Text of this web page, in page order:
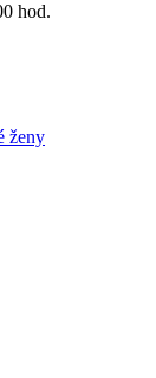
hod.
ženy